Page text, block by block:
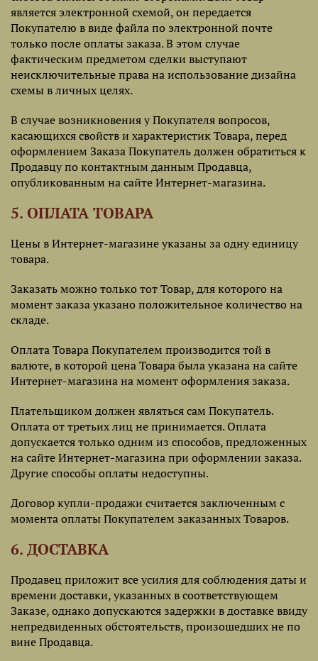
является электронной схемой, он передается
Покупателю в виде файла по электронной почте
только после оплаты заказа. В этом случае
фактическим предметом сделки выступают
неисключительные права на использование дизайна
схемы в личных целях.
В случае возникновения у Покупателя вопросов,
касающихся свойств и характеристик Товара, перед
оформлением Заказа Покупатель должен обратиться к
Продавцу по контактным данным Продавца,
опубликованным на сайте Интернет-магазина.
5. ОПЛАТА ТОВАРА
Цены в Интернет-магазине указаны за одну единицу
товара.
Заказать можно только тот Товар, для которого на
момент заказа указано положительное количество на
складе.
Оплата Товара Покупателем производится той в
валюте, в которой цена Товара была указана на сайте
Интернет-магазина на момент оформления заказа.
Плательщиком должен являться сам Покупатель.
Оплата от третьих лиц не принимается. Оплата
допускается только одним из способов, предложенных
на сайте Интернет-магазина при оформлении заказа.
Другие способы оплаты недоступны.
Договор купли-продажи считается заключенным с
момента оплаты Покупателем заказанных Товаров.
6. ДОСТАВКА
Продавец приложит все усилия для соблюдения даты и
времени доставки, указанных в соответствующем
Заказе, однако допускаются задержки в доставке ввиду
непредвиденных обстоятельств, произошедших не по
вине Продавца.